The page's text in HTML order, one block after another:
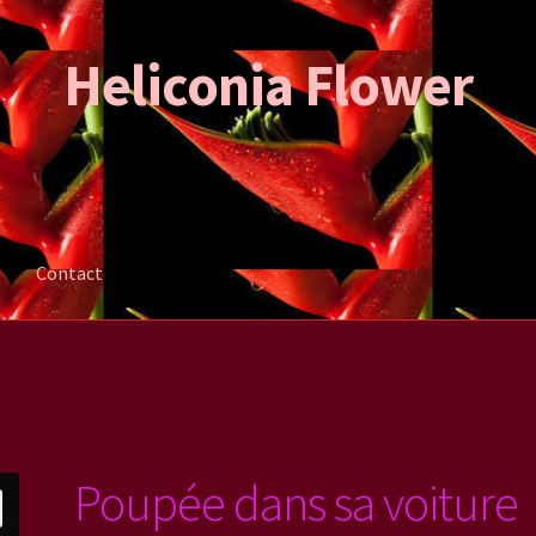
Heliconia Flower
Contact
Poupée dans sa voiture